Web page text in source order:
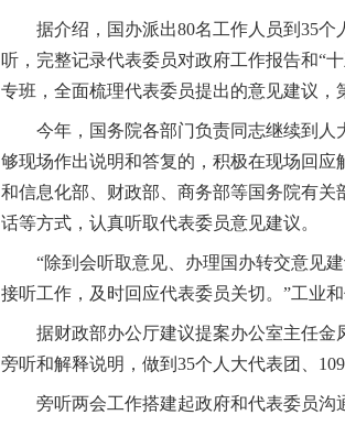
据介绍，国办派出80名工作人员到35
听，完整记录代表委员对政府工作报告和“
专班，全面梳理代表委员提出的意见建议
今年，国务院各部门负责同志继续到
够现场作出说明和答复的，积极在现场回
和信息化部、财政部、商务部等国务院有
话等方式，认真听取代表委员意见建议。
“除到会听取意见、办理国办转交意见
接听工作，及时回应代表委员关切。”工业
据财政部办公厅建议提案办公室主任
旁听和解释说明，做到35个人大代表团、
旁听两会工作搭建起政府和代表委员